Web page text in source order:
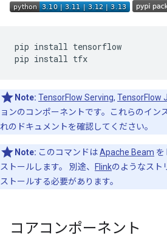
pip install tensorflow
Note: TensorFlow Serving, TensorFlow
ョンのコンポーネントです。これらのイン
れのドキュメントを確認してください。
Note: このコマンドはApache Beam を
ストールします。 別途、
Flinkのようなスト
ストールする必要があります。
コアコンポーネント